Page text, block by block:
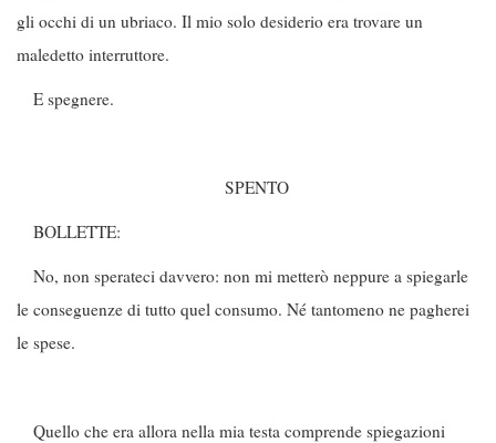
gli occhi di un ubriaco. Il mio solo desiderio era trovare un
maledetto interruttore.
E spegnere.
SPENTO
BOLLETTE:
No, non sperateci davvero: non mi metterò neppure a spiegarle
le conseguenze di tutto quel consumo. Né tantomeno ne pagherei
le spese.
Quello che era allora nella mia testa comprende spiegazioni